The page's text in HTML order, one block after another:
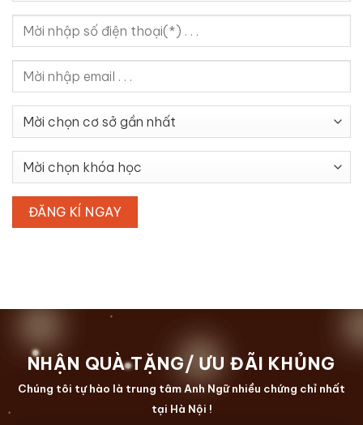
NHẬN QUÀ TẶNG/ ƯU ĐÃI KHỦNG
Chúng tôi tự hào là trung tâm Anh Ngữ nhiều chứng chỉ nhất
tại Hà Nội !